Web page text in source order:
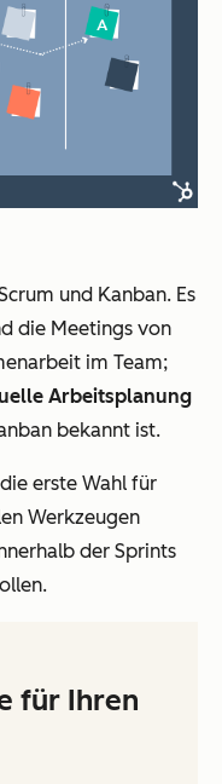
und Kanban. Es
die Meetings von
im Team;
Arbeitsplanung
bekannt ist.
erste Wahl für
Werkzeugen
der Sprints
für Ihren